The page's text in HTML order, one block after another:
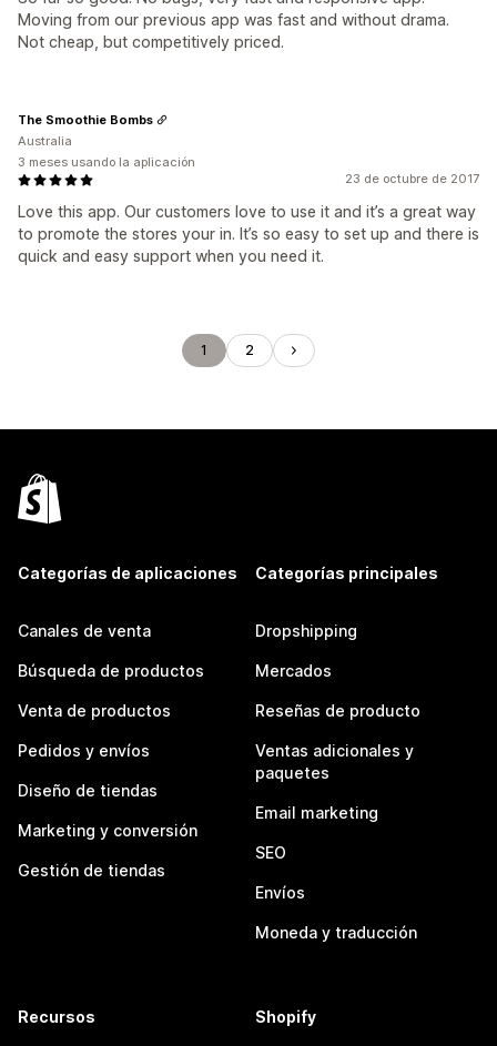
Moving from our previous app was fast and without drama.
Not cheap, but competitively priced.
23 de octubre de 2017
Love this app. Our customers love to use it and it’s a great way
to promote the stores your in. It’s so easy to set up and there is
quick and easy support when you need it.
The Smoothie Bombs
Australia
3 meses usando la aplicación
1 2
Categorías de aplicaciones
Canales de venta
Búsqueda de productos
Venta de productos
Pedidos y envíos
Diseño de tiendas
Marketing y conversión
Gestión de tiendas
Categorías principales
Dropshipping
Mercados
Reseñas de producto
Ventas adicionales y
paquetes
Email marketing
SEO
Envíos
Moneda y traducción
Recursos Shopify